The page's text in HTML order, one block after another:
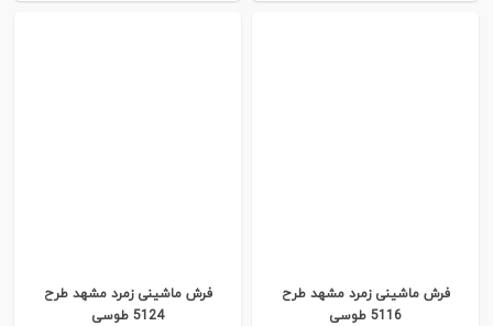
فرش ماشینی زمرد مشهد طرح
5116 طوسی
فرش ماشینی زمرد مشهد طرح
5124 طوسی